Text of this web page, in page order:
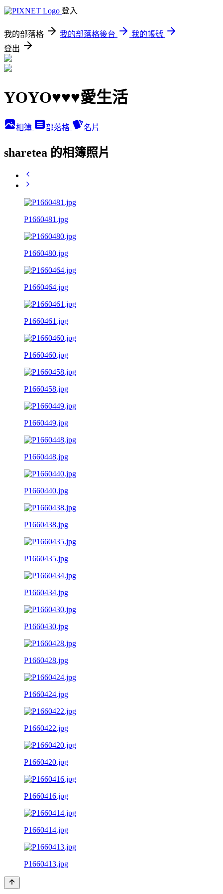
登入
我的部落格 我的部落格後台
我的帳號
登出
YOYO♥♥♥愛生活
相簿 部落格 名片
sharetea 的相簿照片
P1660481.jpg
P1660480.jpg
P1660464.jpg
P1660461.jpg
P1660460.jpg
P1660458.jpg
P1660449.jpg
P1660448.jpg
P1660440.jpg
P1660438.jpg
P1660435.jpg
P1660434.jpg
P1660430.jpg
P1660428.jpg
P1660424.jpg
P1660422.jpg
P1660420.jpg
P1660416.jpg
P1660414.jpg
P1660413.jpg